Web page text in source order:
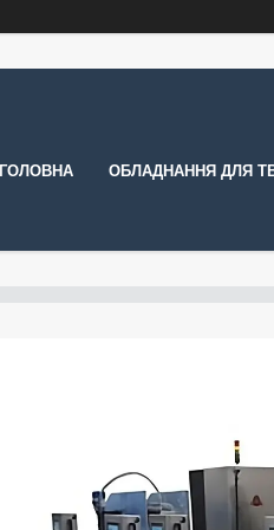
ГОЛОВНА ОБЛАДНАННЯ ДЛЯ